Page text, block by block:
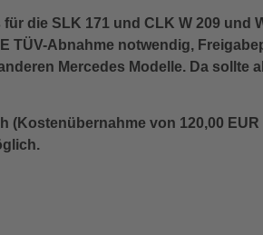
die SLK 171 und CLK W 209 und
TÜV-Abnahme notwendig,
Mercedes Modelle. Da
(Kostenübernahme von 120,00